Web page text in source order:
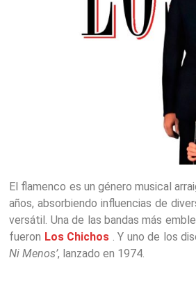
El flamenco es un género musical
años, absorbiendo influencias de
versátil. Una de las bandas más
fueron Los Chichos . Y uno de los
Ni Menos’, lanzado en 1974.